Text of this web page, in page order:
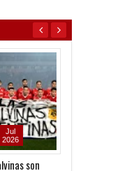
son
Jul
2026